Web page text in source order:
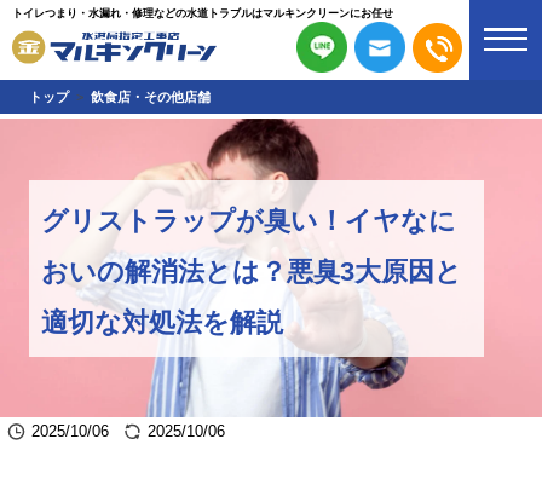
トイレつまり・水漏れ・修理などの水道トラブルはマルキンクリーンにお任せ
トップ 飲食店・その他店舗
グリストラップが臭い！イヤなに
おいの解消法とは？悪臭3大原因と
適切な対処法を解説
2025/10/06 2025/10/06